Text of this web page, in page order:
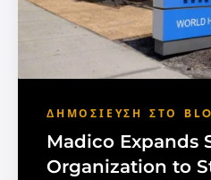
ΔΗΜΟΣΊΕΥΣΗ ΣΤΟ
Madico Expands
Organization to